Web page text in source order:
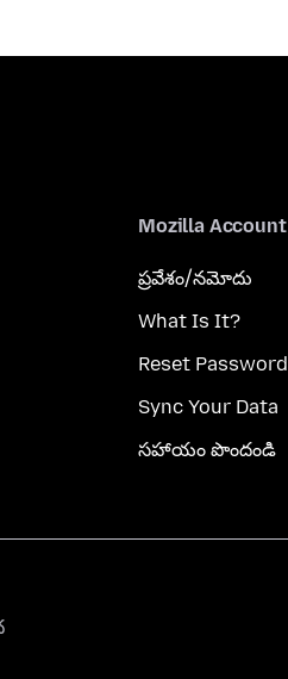
Mozilla Account
ప్రవేశం/నమోదు
What Is It?
Reset Password
Sync Your Data
సహాయం పొందండి